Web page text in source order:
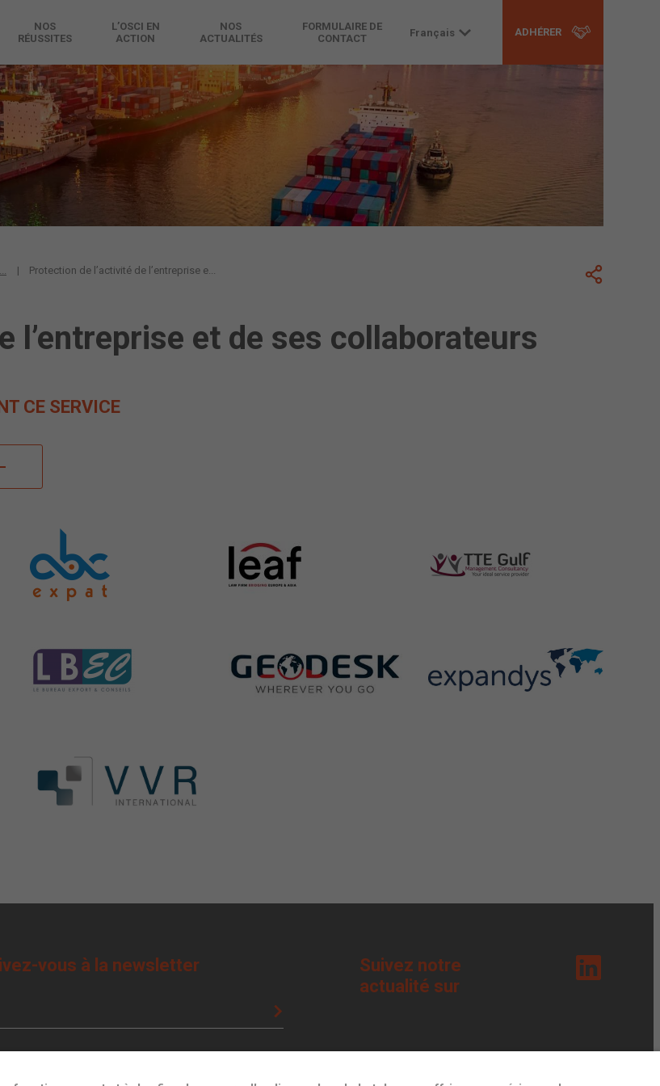
NOS
RÉUSSITES
L’OSCI EN
ACTION
NOS
ACTUALITÉS
FORMULAIRE DE
CONTACT
Français ADHÉRER
Protection de l’activité de l’entreprise e...
l’entreprise et de ses collaborateurs
CE SERVICE
vous à la newsletter
Suivez notre
actualité sur